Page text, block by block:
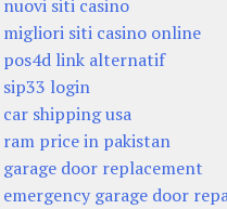
nuovi siti casino
migliori siti casino online
pos4d link alternatif
sip33 login
car shipping usa
ram price in pakistan
garage door replacement
emergency garage door